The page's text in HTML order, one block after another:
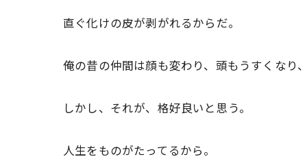
直ぐ化けの皮が剥がれるからだ。
俺の昔の仲間は顔も変わり、頭もうすくなり
しかし、それが、格好良いと思う。
人生をものがたってるから。